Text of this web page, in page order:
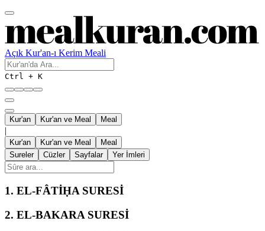
Açık Kur'an-ı Kerim Meali
Ctrl + K
Kur'an Kur'an ve Meal Meal
|
Kur'an Kur'an ve Meal
Meal
Sureler
Cüzler Sayfalar Yer İmleri
1. EL-FÂTİḤA SURESİ
2. EL-BAKARA SURESİ